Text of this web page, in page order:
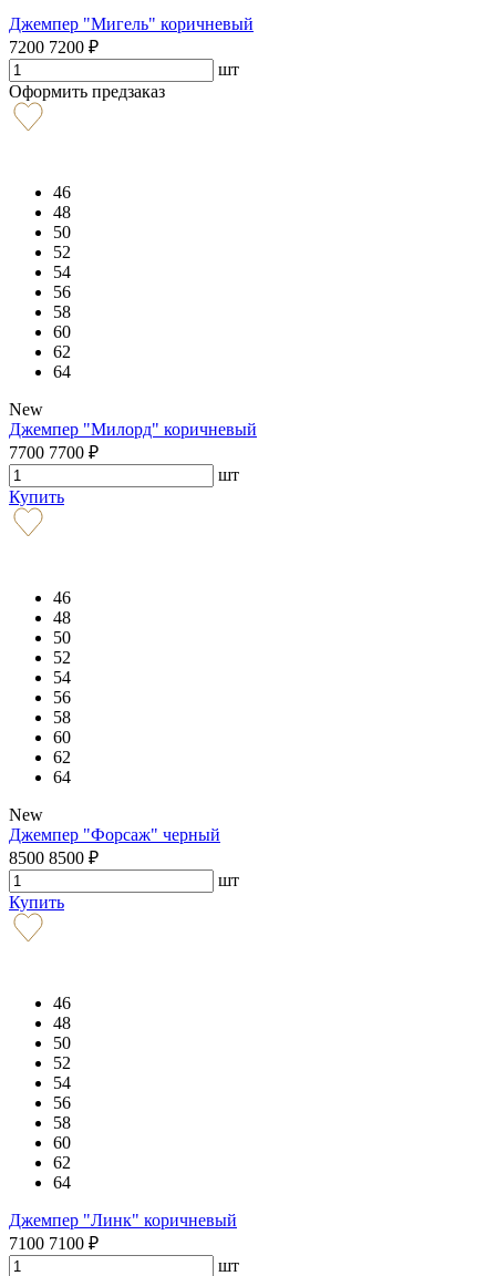
Джемпер "Мигель" коричневый
7200 7200 ₽
шт
Оформить предзаказ
46
48
50
52
54
56
58
60
62
64
New
Джемпер "Милорд" коричневый
7700 7700 ₽
шт
Купить
46
48
50
52
54
56
58
60
62
64
New
Джемпер "Форсаж" черный
8500 8500 ₽
шт
Купить
46
48
50
52
54
56
58
60
62
64
Джемпер "Линк" коричневый
7100 7100 ₽
шт